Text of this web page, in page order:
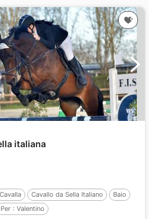
italiana
Cavalla Cavallo da Sella Italiano
Baio
Per : Valentino